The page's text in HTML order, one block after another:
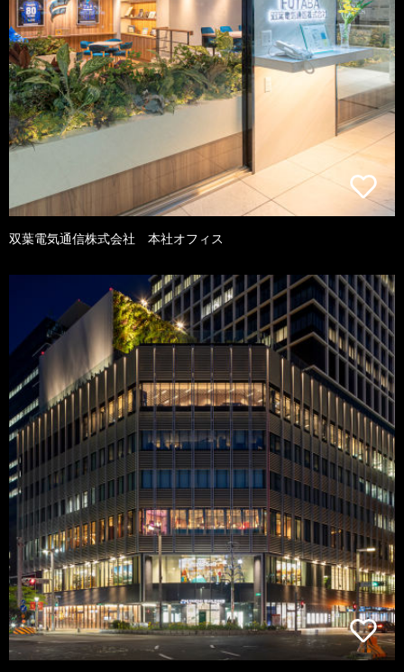
双葉電気通信株式会社 本社オフィス